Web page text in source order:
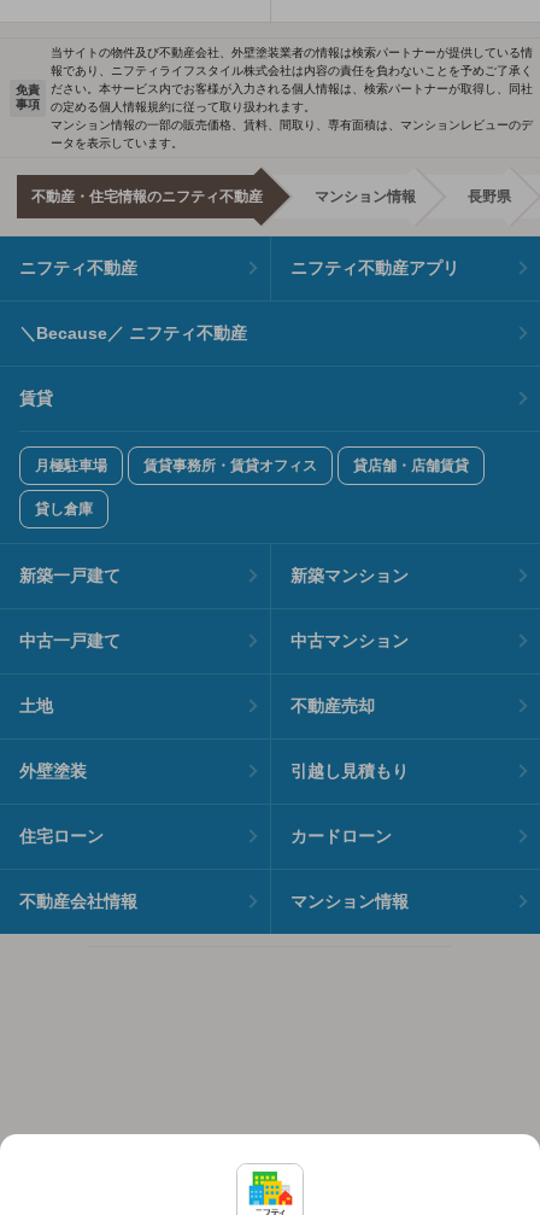
免責
事項
当サイトの物件及び不動産会社、外壁塗装業者の情報は検索パートナーが提供している情
報であり、ニフティライフスタイル株式会社は内容の責任を負わないことを予めご了承く
ださい。本サービス内でお客様が入力される個人情報は、検索パートナーが取得し、同社
の定める個人情報規約に従って取り扱われます。
マンション情報の一部の販売価格、賃料、間取り、専有面積は、マンションレビューのデ
ータを表示しています。
不動産・住宅情報のニフティ不動産 マンション情報 長野県
ニフティ不動産 ニフティ不動産アプリ
＼Because／ ニフティ不動産
賃貸
月極駐車場 賃貸事務所・賃貸オフィス 貸店舗・店舗賃貸
貸し倉庫
新築一戸建て 新築マンション
中古一戸建て 中古マンション
土地 不動産売却
外壁塗装 引越し見積もり
住宅ローン カードローン
不動産会社情報 マンション情報